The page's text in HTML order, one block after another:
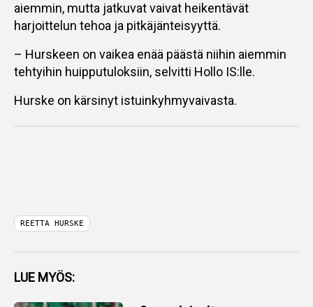
aiemmin, mutta jatkuvat vaivat heikentävät
harjoittelun tehoa ja pitkäjänteisyyttä.
– Hurskeen on vaikea enää päästä niihin aiemmin
tehtyihin huipputuloksiin, selvitti Hollo IS:lle.
Hurske on kärsinyt istuinkyhmyvaivasta.
REETTA HURSKE
LUE MYÖS: